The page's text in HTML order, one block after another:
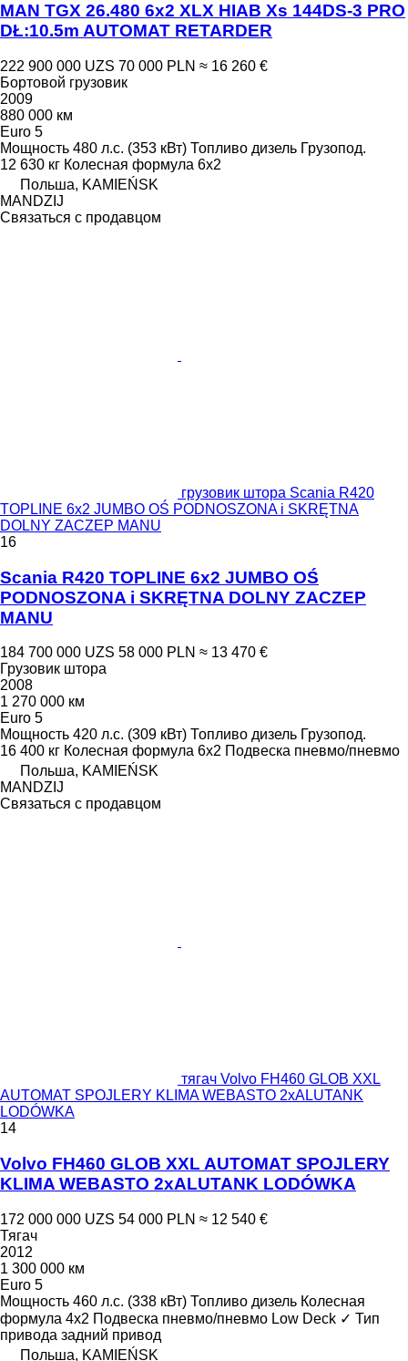
MAN TGX 26.480 6x2 XLX HIAB Xs 144DS-3 PRO
DŁ:10.5m AUTOMAT RETARDER
222 900 000 UZS 70 000 PLN ≈ 16 260 €
Бортовой грузовик
2009
880 000 км
Euro 5
Мощность 480 л.с. (353 кВт) Топливо дизель Грузопод.
12 630 кг Колесная формула 6x2
Польша, KAMIEŃSK
MANDZIJ
Связаться с продавцом
грузовик штора Scania R420
TOPLINE 6x2 JUMBO OŚ PODNOSZONA i SKRĘTNA
DOLNY ZACZEP MANU
16
Scania R420 TOPLINE 6x2 JUMBO OŚ
PODNOSZONA i SKRĘTNA DOLNY ZACZEP
MANU
184 700 000 UZS 58 000 PLN ≈ 13 470 €
Грузовик штора
2008
1 270 000 км
Euro 5
Мощность 420 л.с. (309 кВт) Топливо дизель Грузопод.
16 400 кг Колесная формула 6x2 Подвеска пневмо/пневмо
Польша, KAMIEŃSK
MANDZIJ
Связаться с продавцом
тягач Volvo FH460 GLOB XXL
AUTOMAT SPOJLERY KLIMA WEBASTO 2xALUTANK
LODÓWKA
14
Volvo FH460 GLOB XXL AUTOMAT SPOJLERY
KLIMA WEBASTO 2xALUTANK LODÓWKA
172 000 000 UZS 54 000 PLN ≈ 12 540 €
Тягач
2012
1 300 000 км
Euro 5
Мощность 460 л.с. (338 кВт) Топливо дизель Колесная
формула 4x2 Подвеска пневмо/пневмо Low Deck ✓ Тип
привода задний привод
Польша, KAMIEŃSK